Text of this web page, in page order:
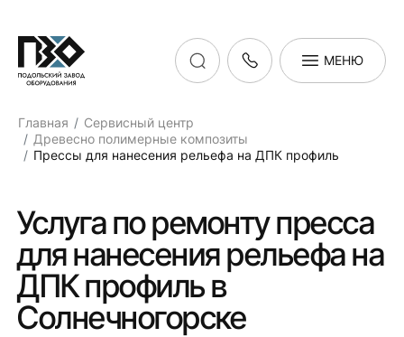
МЕНЮ
Главная
Сервисный центр
Древесно полимерные композиты
Прессы для нанесения рельефа на ДПК профиль
Услуга по ремонту пресса
для нанесения рельефа на
ДПК профиль в
Солнечногорске